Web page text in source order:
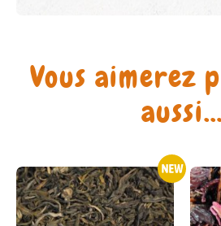
Vous aimerez
aussi…